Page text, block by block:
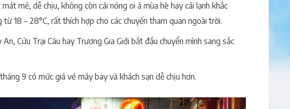
mẻ, dễ chịu, không còn cái nóng oi ả mùa hè hay cái lạnh khắc
18 – 28°C, rất thích hợp cho các chuyến tham quan ngoài trời.
Cửu Trại Câu hay Trương Gia Giới bắt đầu chuyển mình sang sắc
9 có mức giá vé máy bay và khách sạn dễ chịu hơn.